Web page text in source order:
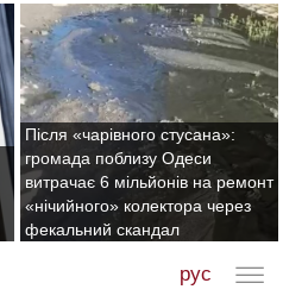
Після «чарівного стусана»:
громада поблизу Одеси
витрачає 6 мільйонів на ремонт
«нічийного» колектора через
фекальний скандал
рус